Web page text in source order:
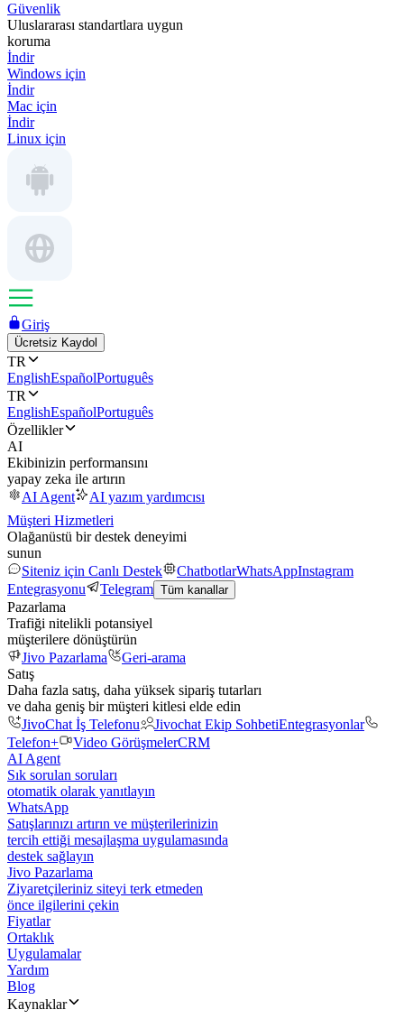
Güvenlik
Uluslararası standartlara uygun
koruma
İndir
Windows için
İndir
Mac için
İndir
Linux için
Giriş
Ücretsiz Kaydol
TR
EnglishEspañolPortuguês
TR
EnglishEspañolPortuguês
Özellikler
AI
Ekibinizin performansını
yapay zeka ile artırın
AI Agent
AI yazım yardımcısı
Müşteri Hizmetleri
Olağanüstü bir destek deneyimi
sunun
Siteniz için Canlı Destek
ChatbotlarWhatsAppInstagram
Entegrasyonu
Telegram Tüm kanallar
Pazarlama
Trafiği nitelikli potansiyel
müşterilere dönüştürün
Jivo Pazarlama
Geri-arama
Satış
Daha fazla satış, daha yüksek sipariş tutarları
ve daha geniş bir müşteri kitlesi elde edin
JivoChat İş Telefonu
Jivochat Ekip SohbetiEntegrasyonlar
Telefon+
Video GörüşmelerCRM
AI Agent
Sık sorulan soruları
otomatik olarak yanıtlayın
WhatsApp
Satışlarınızı artırın ve müşterilerinizin
tercih ettiği mesajlaşma uygulamasında
destek sağlayın
Jivo Pazarlama
Ziyaretçileriniz siteyi terk etmeden
önce ilgilerini çekin
Fiyatlar
Ortaklık
Uygulamalar
Yardım
Blog
Kaynaklar